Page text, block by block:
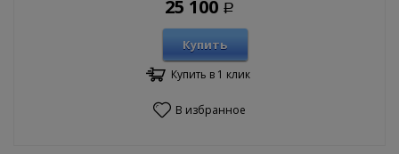
25 100 Р
Купить
Купить в 1 клик
В избранное